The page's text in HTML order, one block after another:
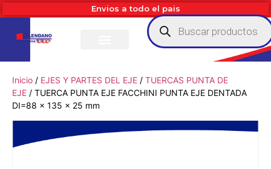
Envios a todo el pais
Inicio / EJES Y PARTES DEL EJE / TUERCAS PUNTA DE
EJE / TUERCA PUNTA EJE FACCHINI PUNTA EJE DENTADA
DI=88 x 135 x 25 mm